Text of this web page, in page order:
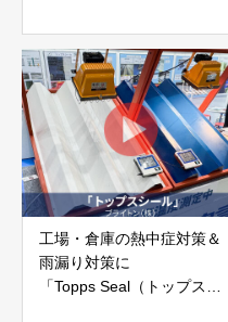
イス
工場・倉庫の熱中症対策＆
雨漏り対策に
「Topps Seal（トップスシ